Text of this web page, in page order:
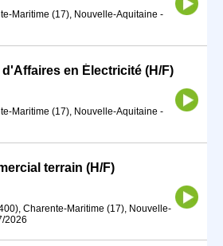
Maritime (17), Nouvelle-Aquitaine -
en Électricité (H/F)
Maritime (17), Nouvelle-Aquitaine -
terrain (H/F)
Charente-Maritime (17), Nouvelle-
2026